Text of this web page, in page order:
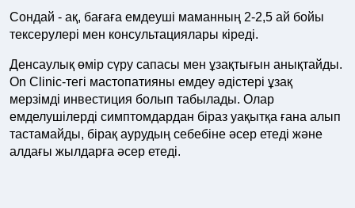
Сондай - ақ, бағаға емдеуші маманның 2-2,5 ай бойы
тексерулері мен консультациялары кіреді.
Денсаулық өмір сүру сапасы мен ұзақтығын анықтайды.
On Clinic-тегі мастопатияны емдеу әдістері ұзақ
мерзімді инвестиция болып табылады. Олар
емделушілерді симптомдардан біраз уақытқа ғана алып
тастамайды, бірақ аурудың себебіне әсер етеді және
алдағы жылдарға әсер етеді.